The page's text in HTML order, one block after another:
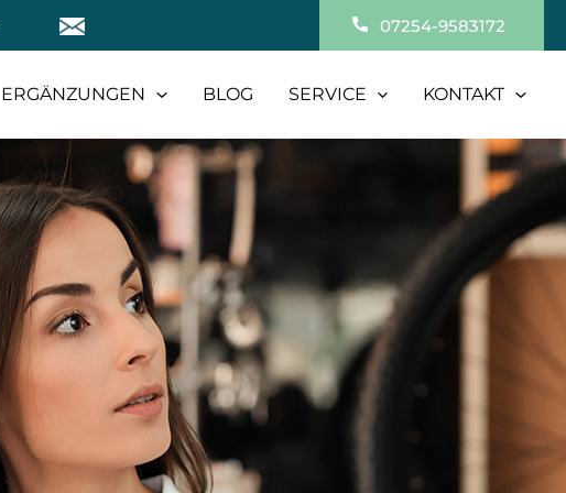
info@e-bikeschutz.de 07254-9583172
ERGÄNZUNGEN BLOG SERVICE KONTAKT